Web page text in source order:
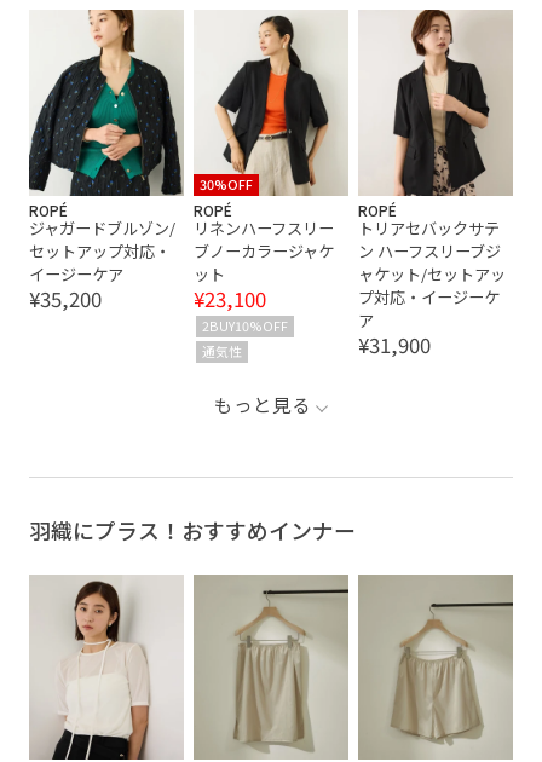
ROPÉ
ジャガードブルゾン/
セットアップ対応・
イージーケア
¥35,200
30%OFF
ROPÉ
リネンハーフスリー
ブノーカラージャケ
ット
¥23,100
2BUY10%OFF
通気性
ROPÉ
トリアセバックサテ
ン ハーフスリーブジ
ャケット/セットアッ
プ対応・イージーケ
ア
¥31,900
もっと見る
羽織にプラス！おすすめインナー